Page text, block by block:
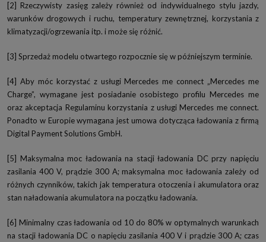
[2] Rzeczywisty zasięg zależy również od indywidualnego stylu jazdy,
warunków drogowych i ruchu, temperatury zewnętrznej, korzystania z
klimatyzacji/ogrzewania itp. i może się różnić.
[3] Sprzedaż modelu otwartego rozpocznie się w późniejszym terminie.
[4] Aby móc korzystać z usługi Mercedes me connect „Mercedes me
Charge”, wymagane jest posiadanie osobistego profilu Mercedes me
oraz akceptacja Regulaminu korzystania z usługi Mercedes me connect.
Ponadto w Europie wymagana jest umowa dotycząca ładowania z firmą
Digital Payment Solutions GmbH.
[5] Maksymalna moc ładowania na stacji ładowania DC przy napięciu
zasilania 400 V, prądzie 300 A; maksymalna moc ładowania zależy od
różnych czynników, takich jak temperatura otoczenia i akumulatora oraz
stan naładowania akumulatora na początku ładowania.
[6] Minimalny czas ładowania od 10 do 80% w optymalnych warunkach
na stacji ładowania DC o napięciu zasilania 400 V i prądzie 300 A; czas